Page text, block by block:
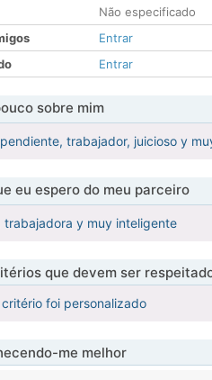
Não especificado
Entrar
Entrar
sobre mim
trabajador, juicioso y
eu espero do meu parceiro
trabajadora y muy inteligente
que devem ser
foi personalizado
me melhor